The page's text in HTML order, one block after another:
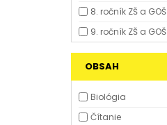
8. ročník ZŠ a GOŠ
9. ročník ZŠ a GOŠ
OBSAH
Biológia
Čítanie